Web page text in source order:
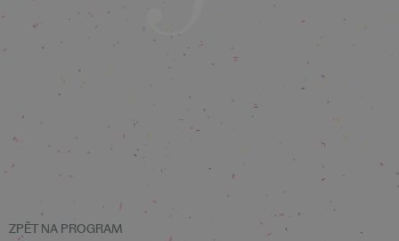
ZPĚT NA PROGRAM